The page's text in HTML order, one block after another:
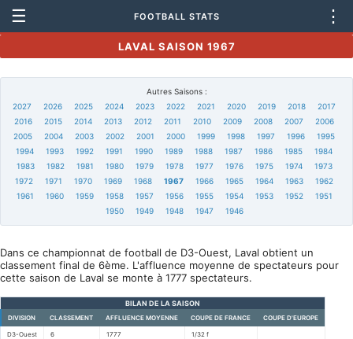
☰ FOOTBALL STATS ⋮
LAVAL SAISON 1967
Autres Saisons :
2027
2026 2025 2024 2023 2022 2021 2020 2019 2018
2017
2016
2015 2014 2013 2012 2011 2010 2009 2008 2007
2006
2005
2004 2003 2002 2001 2000 1999 1998 1997 1996
1995
1994
1993 1992 1991 1990 1989 1988 1987 1986 1985
1984
1983
1982 1981 1980 1979 1978 1977 1976 1975 1974
1973
1972
1971 1970 1969 1968 1967 1966 1965 1964 1963
1962
1961
1960 1959 1958 1957 1956 1955 1954 1953 1952
1951
1950
1949 1948 1947 1946
Dans ce championnat de football de D3-Ouest, Laval obtient un
classement final de 6ème. L'affluence moyenne de spectateurs pour
cette saison de Laval se monte à 1777 spectateurs.
BILAN DE LA SAISON
DIVISION CLASSEMENT AFFLUENCE MOYENNE COUPE DE FRANCE COUPE D'EUROPE
D3-Ouest 6 1777 1/32 f